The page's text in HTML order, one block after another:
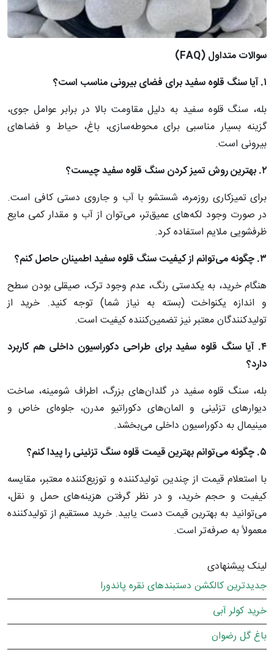
سوالات متداول (FAQ)
۱. آیا سنگ قلوه سفید برای فضای بیرونی مناسب است؟
بله، سنگ قلوه سفید به دلیل مقاومت بالا در برابر عوامل جوی،
گزینه بسیار مناسبی برای محوطه‌سازی، باغ، حیاط و فضاهای
بیرونی است.
۲. بهترین روش تمیز کردن سنگ قلوه سفید چیست؟
برای تمیزکاری روزمره، شستشو با آب و جاروی دستی کافی است.
در صورت وجود لکه‌های عمیق‌تر، می‌توان از آب و مقدار کمی مایع
ظرفشویی ملایم استفاده کرد.
۳. چگونه می‌توانم از کیفیت سنگ قلوه سفید اطمینان حاصل کنم؟
هنگام خرید، به یکدستی رنگ، عدم وجود ترک، صیقلی بودن سطح
و اندازه یکنواخت (بسته به نیاز شما) توجه کنید. خرید از
تولیدکنندگان معتبر نیز تضمین‌کننده کیفیت است.
۴. آیا سنگ قلوه سفید برای طراحی دکوراسیون داخلی هم کاربرد
دارد؟
بله، سنگ قلوه سفید در گلدان‌های بزرگ، اطراف شومینه، ساخت
دیوارهای تزئینی و المان‌های دکوراتیو مدرن، جلوه‌ای خاص و
مینیمال به دکوراسیون داخلی می‌بخشد.
۵. چگونه می‌توانم بهترین قیمت قلوه سنگ تزئینی را پیدا کنم؟
با استعلام قیمت از چندین تولیدکننده و توزیع‌کننده معتبر، مقایسه
کیفیت و حجم خرید، و در نظر گرفتن هزینه‌های حمل و نقل،
می‌توانید به بهترین قیمت دست یابید. خرید مستقیم از تولیدکننده
معمولاً به صرفه‌تر است.
لینک پیشنهادی
جدیدترین کالکشن دستبندهای نقره پاندورا
خرید کولر آبی
باغ گل رضوان